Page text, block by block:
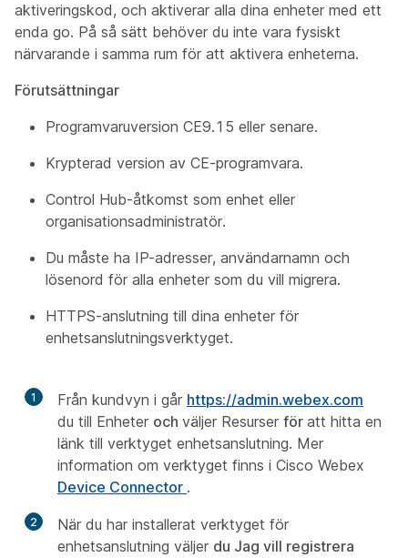
aktiveringskod, och aktiverar alla dina enheter med ett
enda go. På så sätt behöver du inte vara fysiskt
närvarande i samma rum för att aktivera enheterna.
Förutsättningar
Programvaruversion CE9.15 eller senare.
Krypterad version av CE-programvara.
Control Hub-åtkomst som enhet eller
organisationsadministratör.
Du måste ha IP-adresser, användarnamn och
lösenord för alla enheter som du vill migrera.
HTTPS-anslutning till dina enheter för
enhetsanslutningsverktyget.
1 Från kundvyn i går https://admin.webex.com
du till Enheter och väljer Resurser för att hitta en
länk till verktyget enhetsanslutning. Mer
information om verktyget finns i Cisco Webex
Device Connector .
2
När du har installerat verktyget för
enhetsanslutning väljer du Jag vill registrera